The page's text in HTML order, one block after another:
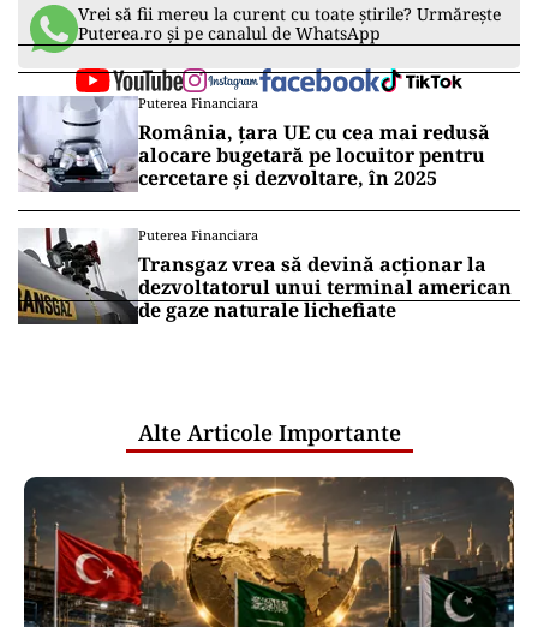
Vrei să fii mereu la curent cu toate știrile? Urmărește
Puterea.ro și pe canalul de WhatsApp
Puterea Financiara
România, țara UE cu cea mai redusă
alocare bugetară pe locuitor pentru
cercetare și dezvoltare, în 2025
Puterea Financiara
Transgaz vrea să devină acționar la
dezvoltatorul unui terminal american
de gaze naturale lichefiate
Alte Articole Importante